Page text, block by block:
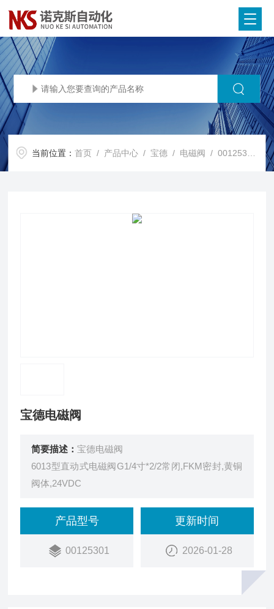
当前位置：首页 / 产品中心 /宝德 / 电磁阀 / 00125301宝德电磁阀
宝德电磁阀
简要描述：宝德电磁阀
6013型直动式电磁阀G1/4寸*2/2常闭,FKM密封,黄铜
阀体,24VDC
产品型号
00125301
更新时间
2026-01-28